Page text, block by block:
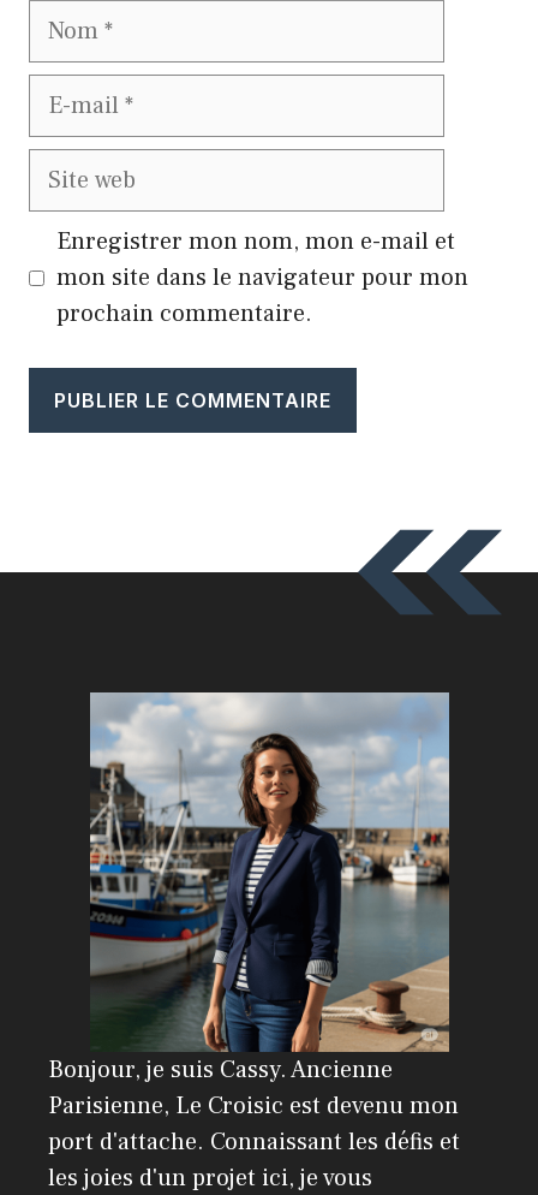
Nom
E-
mail
Site
web
Enregistrer mon nom, mon e-mail et
mon site dans le navigateur pour mon
prochain commentaire.
e
Bonjour, je suis Cassy. Ancienne
Parisienne, Le Croisic est devenu mon
port d'attache. Connaissant les défis et
les joies d'un projet ici, je vous